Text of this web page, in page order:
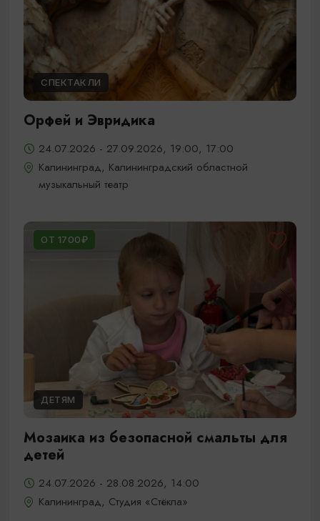
СПЕКТАКЛИ
Орфей и Эвридика
24.07.2026 - 27.09.2026, 19:00, 17:00
Калининград, Калининградский областной
музыкальный театр
ОТ 1700₽
ДЕТЯМ
Мозаика из безопасной смальты для
детей
24.07.2026 - 28.08.2026, 14:00
Калининград, Студия «Стёкла»